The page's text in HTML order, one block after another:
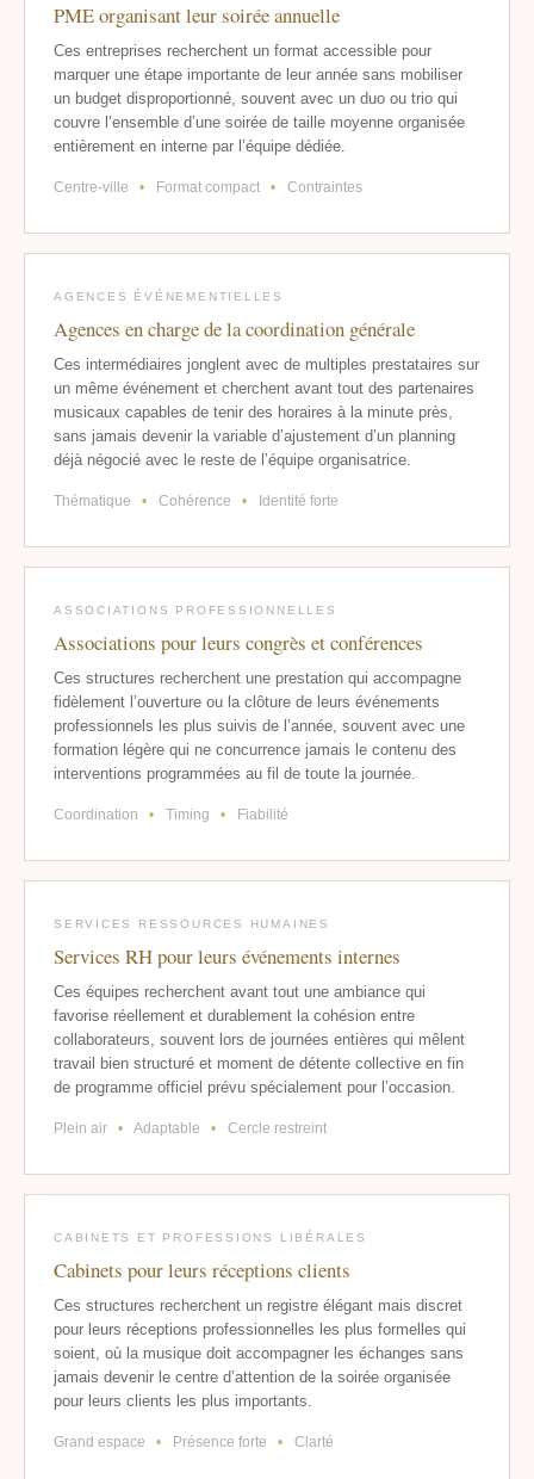
PME organisant leur soirée annuelle
Ces entreprises recherchent un format accessible pour
marquer une étape importante de leur année sans mobiliser
un budget disproportionné, souvent avec un duo ou trio qui
couvre l’ensemble d’une soirée de taille moyenne organisée
entièrement en interne par l’équipe dédiée.
Centre-ville • Format compact • Contraintes
AGENCES ÉVÉNEMENTIELLES
Agences en charge de la coordination générale
Ces intermédiaires jonglent avec de multiples prestataires sur
un même événement et cherchent avant tout des partenaires
musicaux capables de tenir des horaires à la minute près,
sans jamais devenir la variable d’ajustement d’un planning
déjà négocié avec le reste de l’équipe organisatrice.
Thématique • Cohérence • Identité forte
ASSOCIATIONS PROFESSIONNELLES
Associations pour leurs congrès et conférences
Ces structures recherchent une prestation qui accompagne
fidèlement l’ouverture ou la clôture de leurs événements
professionnels les plus suivis de l’année, souvent avec une
formation légère qui ne concurrence jamais le contenu des
interventions programmées au fil de toute la journée.
Coordination • Timing • Fiabilité
SERVICES RESSOURCES HUMAINES
Services RH pour leurs événements internes
Ces équipes recherchent avant tout une ambiance qui
favorise réellement et durablement la cohésion entre
collaborateurs, souvent lors de journées entières qui mêlent
travail bien structuré et moment de détente collective en fin
de programme officiel prévu spécialement pour l’occasion.
Plein air • Adaptable • Cercle restreint
CABINETS ET PROFESSIONS LIBÉRALES
Cabinets pour leurs réceptions clients
Ces structures recherchent un registre élégant mais discret
pour leurs réceptions professionnelles les plus formelles qui
soient, où la musique doit accompagner les échanges sans
jamais devenir le centre d’attention de la soirée organisée
pour leurs clients les plus importants.
Grand espace • Présence forte • Clarté